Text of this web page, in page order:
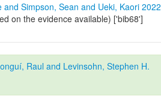
Simpson, Sean and Ueki, Kaori 2022
on the evidence available) ['bib68']
Raul and Levinsohn, Stephen H.